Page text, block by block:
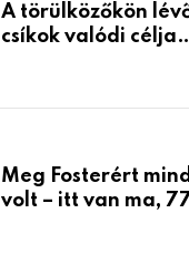
A törülközőkön
csíkok valódi
Meg Fosterért
volt – itt van ma,